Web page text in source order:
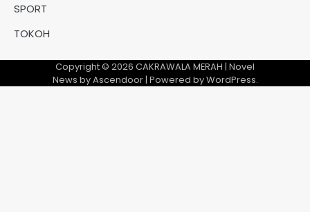
SPORT
TOKOH
Copyright © 2026 CAKRAWALA MERAH | Novel
News byAscendoor| Powered byWordPress.